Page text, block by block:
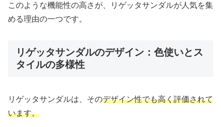
このような機能性の高さが、リゲッタサンダルが人気を集
める理由の一つです。
リゲッタサンダルのデザイン：色使いとス
タイルの多様性
リゲッタサンダルは、そのデザイン性でも高く評価されて
います。